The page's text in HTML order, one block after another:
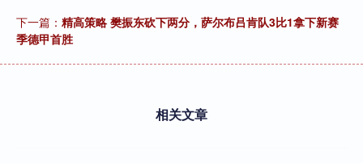
下一篇： 精高策略 樊振东砍下两分，萨尔布吕肯队3比1拿下新赛
季德甲首胜
相关文章